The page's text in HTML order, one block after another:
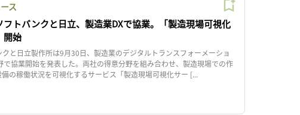
ス
フトバンクと日立、製造業DXで協業。「製造現場可視化
開始
と日立製作所は9月30日、製造業のデジタルトランスフォーメーショ
で協業開始を発表した。両社の得意分野を組み合わせ、製造現場での作
の稼働状況を可視化するサービス「製造現場可視化サー [...